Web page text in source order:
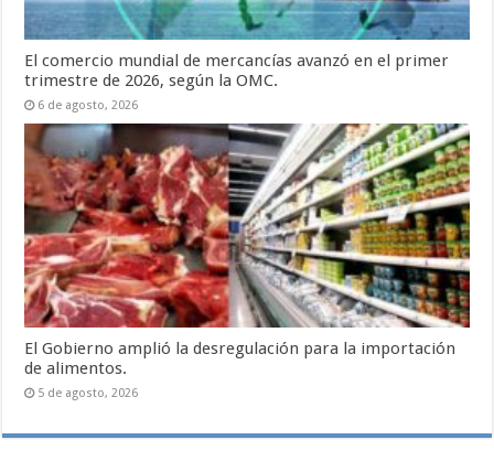
El comercio mundial de mercancías avanzó en el primer
trimestre de 2026, según la OMC.
6 de agosto, 2026
El Gobierno amplió la desregulación para la importación
de alimentos.
5 de agosto, 2026